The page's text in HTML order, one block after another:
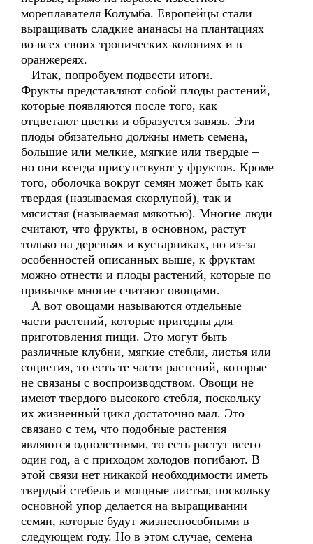
мореплавателя Колумба. Европейцы стали
выращивать сладкие ананасы на плантациях
во всех своих тропических колониях и в
оранжереях.
Итак, попробуем подвести итоги.
Фрукты представляют собой плоды растений,
которые появляются после того, как
отцветают цветки и образуется завязь. Эти
плоды обязательно должны иметь семена,
большие или мелкие, мягкие или твердые –
но они всегда присутствуют у фруктов. Кроме
того, оболочка вокруг семян может быть как
твердая (называемая скорлупой), так и
мясистая (называемая мякотью). Многие люди
считают, что фрукты, в основном, растут
только на деревьях и кустарниках, но из-за
особенностей описанных выше, к фруктам
можно отнести и плоды растений, которые по
привычке многие считают овощами.
А вот овощами называются отдельные
части растений, которые пригодны для
приготовления пищи. Это могут быть
различные клубни, мягкие стебли, листья или
соцветия, то есть те части растений, которые
не связаны с воспроизводством. Овощи не
имеют твердого высокого стебля, поскольку
их жизненный цикл достаточно мал. Это
связано с тем, что подобные растения
являются однолетними, то есть растут всего
один год, а с приходом холодов погибают. В
этой связи нет никакой необходимости иметь
твердый стебель и мощные листья, поскольку
основной упор делается на выращивании
семян, которые будут жизнеспособными в
следующем году. Но в этом случае, семена